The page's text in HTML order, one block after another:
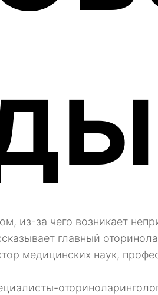
из-за чего возникает
главный
медицинских наук,